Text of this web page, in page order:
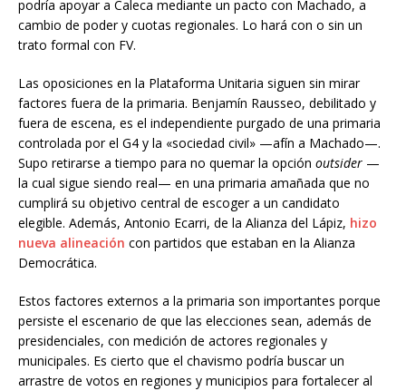
podría apoyar a Caleca mediante un pacto con Machado, a
cambio de poder y cuotas regionales. Lo hará con o sin un
trato formal con FV.
Las oposiciones en la Plataforma Unitaria siguen sin mirar
factores fuera de la primaria. Benjamín Rausseo, debilitado y
fuera de escena, es el independiente purgado de una primaria
controlada por el G4 y la «sociedad civil» —afín a Machado—.
Supo retirarse a tiempo para no quemar la opción outsider —
la cual sigue siendo real— en una primaria amañada que no
cumplirá su objetivo central de escoger a un candidato
elegible. Además, Antonio Ecarri, de la Alianza del Lápiz, hizo
nueva alineación con partidos que estaban en la Alianza
Democrática.
Estos factores externos a la primaria son importantes porque
persiste el escenario de que las elecciones sean, además de
presidenciales, con medición de actores regionales y
municipales. Es cierto que el chavismo podría buscar un
arrastre de votos en regiones y municipios para fortalecer al